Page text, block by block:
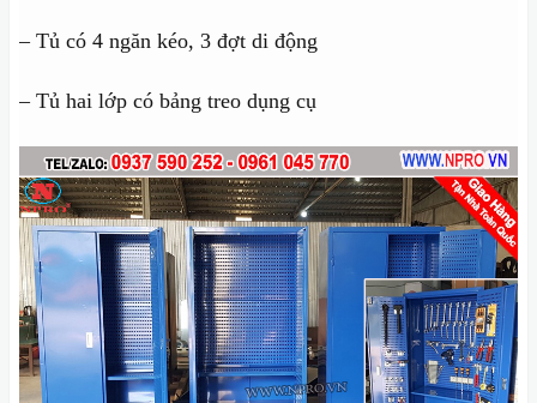
– Tủ có 4 ngăn kéo, 3 đợt di động
– Tủ hai lớp có bảng treo dụng cụ